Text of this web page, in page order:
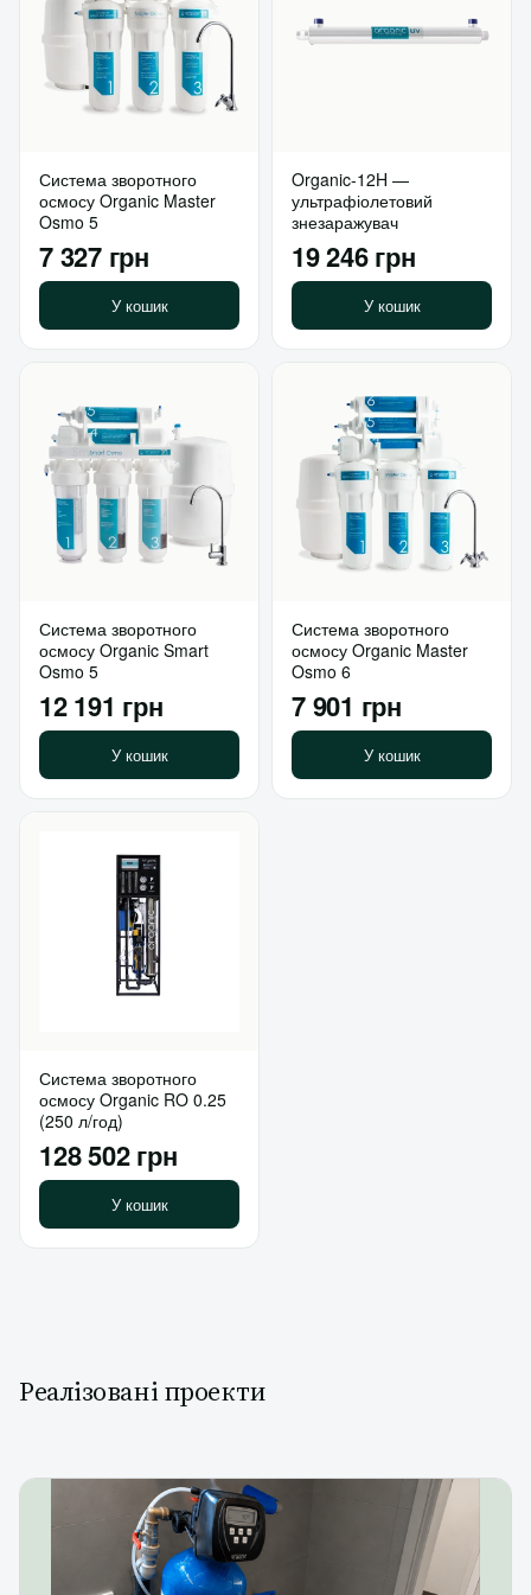
Система зворотного
осмосу Organic Master
Osmo 5
7 327 грн
У кошик
Organic-12H —
ультрафіолетовий
знезаражувач
19 246 грн
У кошик
Система зворотного
осмосу Organic Smart
Osmo 5
12 191 грн
У кошик
Система зворотного
осмосу Organic Master
Osmo 6
7 901 грн
У кошик
Система зворотного
осмосу Organic RO 0.25
(250 л/год)
128 502 грн
У кошик
Реалізовані проекти